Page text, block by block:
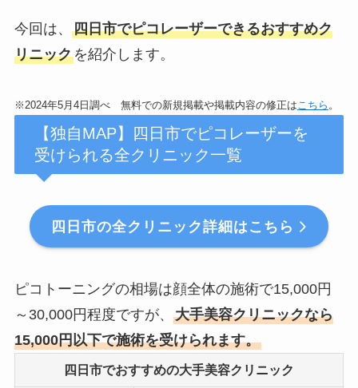
今回は、 四日市でピコレーザーできるおすすめク
リニックを紹介します。
※2024年5月4日調べ 無料での新規掲載や掲載内容の修正はこちら 。
【独自MAP】四日市でピコレーザーを
受けられる全クリニック一覧
四日市の全クリニック詳細はこちら
ピコトーニングの相場は顔全体の施術で15,000円
～30,000円程度ですが、 大手美容クリニックなら
15,000円以下で施術を受けられます。
四日市でおすすめの大手美容クリニック